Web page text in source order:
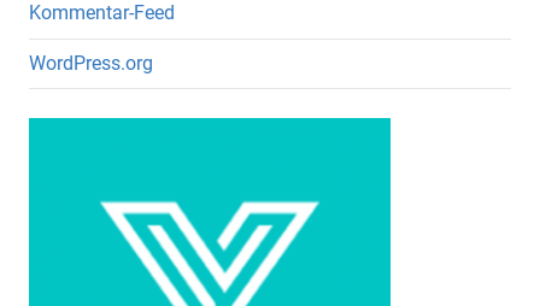
Kommentar-Feed
WordPress.org